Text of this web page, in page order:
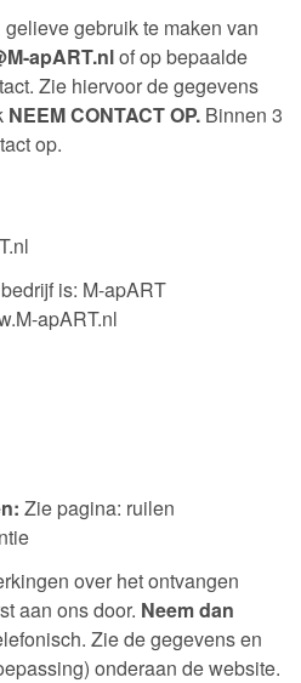
gelieve gebruik te maken van
apART.nlof op bepaalde
Zie hiervoor de gegevens
NEEM CONTACT OP. Binnen 3
op.
is: M-apART
apART.nl
Zie pagina: ruilen
over het ontvangen
aan ons door. Neem dan
Zie de gegevens en
onderaan de website.